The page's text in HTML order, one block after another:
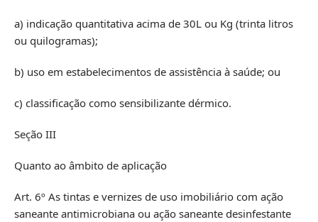
a) indicação quantitativa acima de 30L ou Kg (trinta litros
ou quilogramas);
b) uso em estabelecimentos de assistência à saúde; ou
c) classificação como sensibilizante dérmico.
Seção III
Quanto ao âmbito de aplicação
Art. 6º As tintas e vernizes de uso imobiliário com ação
saneante antimicrobiana ou ação saneante desinfestante